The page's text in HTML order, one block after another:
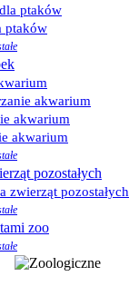
ptaków
ptaków
akwarium
akwarium
akwarium
pozostałych
zwierząt pozostałych
zoo